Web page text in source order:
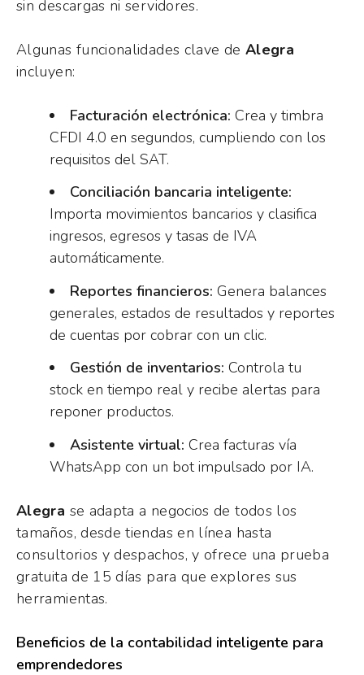
sin descargas ni servidores.
Algunas funcionalidades clave de Alegra
incluyen:
Facturación electrónica: Crea y timbra
CFDI 4.0 en segundos, cumpliendo con los
requisitos del SAT.
Conciliación bancaria inteligente:
Importa movimientos bancarios y clasifica
ingresos, egresos y tasas de IVA
automáticamente.
Reportes financieros: Genera balances
generales, estados de resultados y reportes
de cuentas por cobrar con un clic.
Gestión de inventarios: Controla tu
stock en tiempo real y recibe alertas para
reponer productos.
Asistente virtual: Crea facturas vía
WhatsApp con un bot impulsado por IA.
Alegra se adapta a negocios de todos los
tamaños, desde tiendas en línea hasta
consultorios y despachos, y ofrece una prueba
gratuita de 15 días para que explores sus
herramientas.
Beneficios de la contabilidad inteligente para
emprendedores